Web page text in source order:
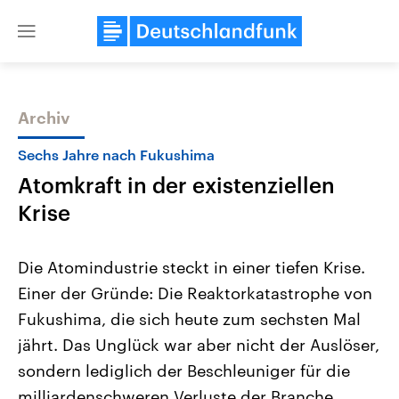
Close
Themen
Landtagswahl Sachsen-Anhalt
2026
Alle Informationen
Sachsen-Anhalt wählt am 6.
September 2026 einen neuen
Landtag. Seit 2021 wird das
Bundesland von einer Koalition aus
Aktuelle Beiträge,
Hintergründe
Wirtschaftlich und
gehören die Vereinigten
den mächtigsten Ländern
mit großem Einfluss auf
Archiv
Sechs Jahre nach Fukushima
Atomkraft in der existenziellen
Krise
Die Atomindustrie steckt in einer tiefen Krise.
Einer der Gründe: Die Reaktorkatastrophe von
Fukushima, die sich heute zum sechsten Mal
jährt. Das Unglück war aber nicht der Auslöser,
sondern lediglich der Beschleuniger für die